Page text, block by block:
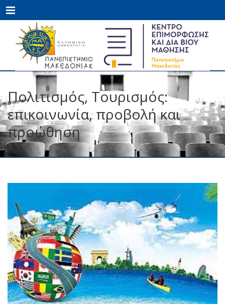
Menu
Πολιτισμός, Τουρισμός:
επικοινωνία, προβολή και
προώθηση